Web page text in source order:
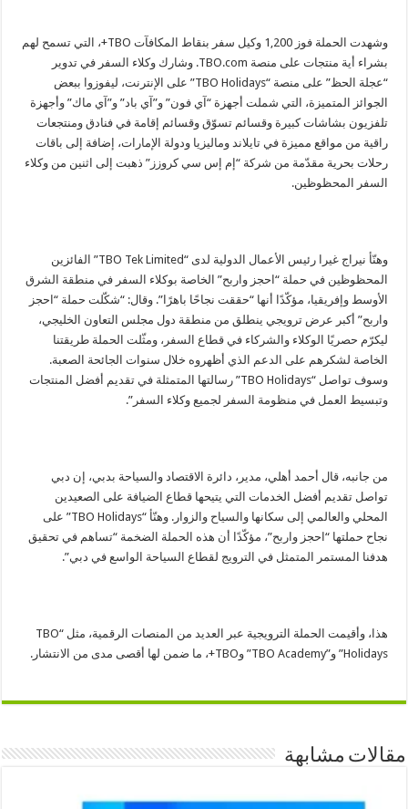
وشهدت الحملة فوز 1,200 وكيل سفر بنقاط المكافآت TBO+، التي تسمح لهم
بشراء أية منتجات على منصة TBO.com. وشارك وكلاء السفر في تدوير
“عجلة الحظ” على منصة “TBO Holidays” على الإنترنت، ليفوزوا ببعض
الجوائز المتميزة، التي شملت أجهزة “آي فون” و”آي باد” و”آي ماك” وأجهزة
تلفزيون بشاشات كبيرة وقسائم تسوّق وقسائم إقامة في فنادق ومنتجعات
راقية من مواقع مميزة في تايلاند وماليزيا ودولة الإمارات، إضافة إلى باقات
رحلات بحرية مقدّمة من شركة “إم إس سي كروزز” ذهبت إلى اثنين من وكلاء
السفر المحظوظين.
وهنّأ نيراج غيرا رئيس الأعمال الدولية لدى “TBO Tek Limited” الفائزين
المحظوظين في حملة “احجز واربح” الخاصة بوكلاء السفر في منطقة الشرق
الأوسط وإفريقيا، مؤكّدًا أنها “حققت نجاحًا باهرًا”. وقال: “شكّلت حملة “احجز
واربح” أكبر عرض ترويجي ينطلق من منطقة دول مجلس التعاون الخليجي،
ليكرّم حصريًا الوكلاء والشركاء في قطاع السفر، ومثّلت الحملة طريقتنا
الخاصة لشكرهم على الدعم الذي أظهروه خلال سنوات الجائحة الصعبة.
وسوف تواصل “TBO Holidays” رسالتها المتمثلة في تقديم أفضل المنتجات
وتبسيط العمل في منظومة السفر لجميع وكلاء السفر”.
من جانبه، قال أحمد أهلي، مدير، دائرة الاقتصاد والسياحة بدبي، إن دبي
تواصل تقديم أفضل الخدمات التي يتيحها قطاع الضيافة على الصعيدين
المحلي والعالمي إلى سكانها والسياح والزوار. وهنّأ “TBO Holidays” على
نجاح حملتها “احجز واربح”، مؤكّدًا أن هذه الحملة الضخمة “تساهم في تحقيق
هدفنا المستمر المتمثل في الترويج لقطاع السياحة الواسع في دبي”.
هذا، وأقيمت الحملة الترويجية عبر العديد من المنصات الرقمية، مثل “TBO
Holidays” و”TBO Academy” وTBO+، ما ضمن لها أقصى مدى من الانتشار.
مقالات مشابهة